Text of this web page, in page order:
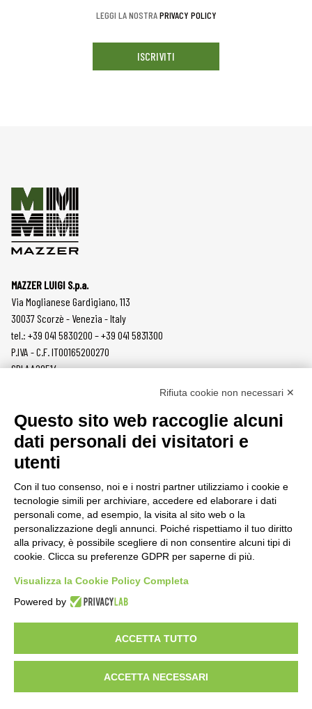
LEGGI LA NOSTRAPRIVACY POLICY
ISCRIVITI
MAZZER LUIGI S.p.a.
Via Moglianese Gardigiano, 113
30037 Scorzè - Venezia - Italy
tel.: +39 041 5830200 – +39 041 5831300
P.IVA - C.F. IT00165200270
SDI AA2O514
MACINACAFFÈ
ON DEMAND
DOSATORI
MACINE
ACCESSORI
AZIENDA
NEWS
PRIVACY POLICY
SEGNALAZIONI
AREA CLIENTI
CONDIZIONI DI VENDITA
RAEE
Rifiuta cookie non necessari ✕
Questo sito web raccoglie alcuni
dati personali dei visitatori e
utenti
Con il tuo consenso, noi e i nostri partner utilizziamo i cookie e
tecnologie simili per archiviare, accedere ed elaborare i dati
personali come, ad esempio, la visita al sito web o la
personalizzazione degli annunci. Poiché rispettiamo il tuo diritto
alla privacy, è possibile scegliere di non consentire alcuni tipi di
cookie. Clicca su preferenze GDPR per saperne di più.
Visualizza la Cookie Policy Completa
Powered by
ACCETTA TUTTO
ACCETTA NECESSARI